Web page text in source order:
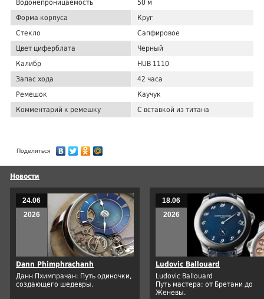
Водонепроницаемость
50 м
Форма корпуса
Круг
Стекло
Сапфировое
Цвет циферблата
Черный
Калибр
HUB 1110
Запас хода
42 часа
Ремешок
Каучук
Комментарий к ремешку
С вставкой из титана
Поделиться
Новости
24.06
2026
Dann Phimphrachanh
Данн Пхимпрачан: Путь одиночки,
создающего шедевры.
18.06
2026
Ludovic Ballouard
Ludovic Ballouard
Путь мастера: от Бретани до
Женевы.